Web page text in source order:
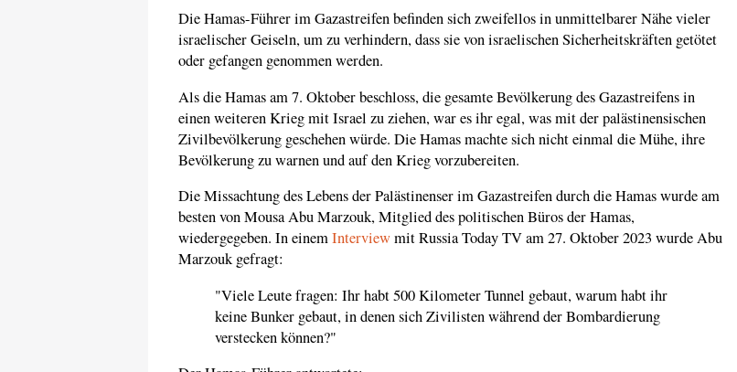
Die Hamas-Führer im Gazastreifen befinden sich zweifellos in unmittelbarer Nähe vieler
israelischer Geiseln, um zu verhindern, dass sie von israelischen Sicherheitskräften getötet
oder gefangen genommen werden.
Als die Hamas am 7. Oktober beschloss, die gesamte Bevölkerung des Gazastreifens in
einen weiteren Krieg mit Israel zu ziehen, war es ihr egal, was mit der palästinensischen
Zivilbevölkerung geschehen würde. Die Hamas machte sich nicht einmal die Mühe, ihre
Bevölkerung zu warnen und auf den Krieg vorzubereiten.
Die Missachtung des Lebens der Palästinenser im Gazastreifen durch die Hamas wurde am
besten von Mousa Abu Marzouk, Mitglied des politischen Büros der Hamas,
wiedergegeben. In einemInterviewmit Russia Today TV am 27. Oktober 2023 wurde Abu
Marzouk gefragt:
"Viele Leute fragen: Ihr habt 500 Kilometer Tunnel gebaut, warum habt ihr
keine Bunker gebaut, in denen sich Zivilisten während der Bombardierung
verstecken können?"